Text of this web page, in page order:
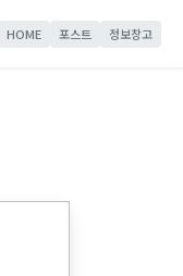
HOME 포스트 정보창고